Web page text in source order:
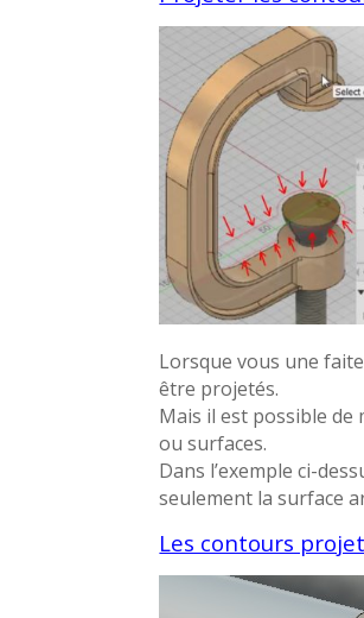
Lorsque vous une
être projetés.
Mais il est possible de
ou surfaces.
Dans l’exemple ci-
seulement la surface
Les contours